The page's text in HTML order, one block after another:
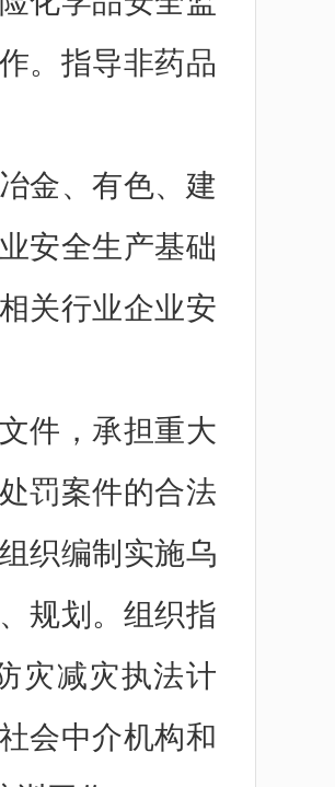
。指导非药品
金、有色、建
安全生产基础
关行业企业安
件，承担重大
罚案件的合法
织编制实施乌
规划。组织指
灾减灾执法计
会中介机构和